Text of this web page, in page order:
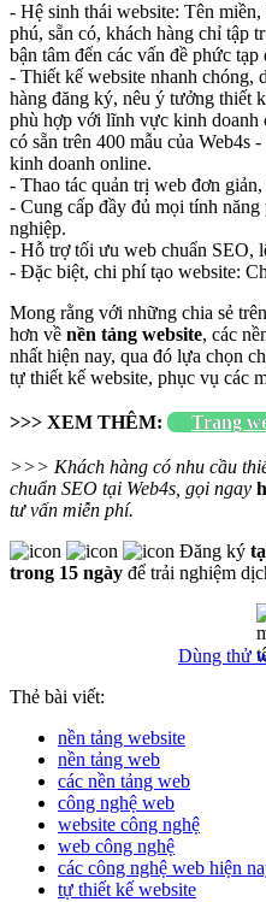
- Hệ sinh thái website: Tên
phú, sẵn có, khách hàng chỉ tập
bận tâm đến các vấn đề phức tạp
- Thiết kế website nhanh chóng,
hàng đăng ký, nêu ý tưởng thiết
phù hợp với lĩnh vực kinh doanh
có sẵn trên 400 mẫu của Web4s
kinh doanh online.
- Thao tác quản trị web đơn
- Cung cấp đầy đủ mọi tính
nghiệp.
- Hỗ trợ tối ưu web chuẩn SEO,
- Đặc biệt, chi phí tạo website:
Mong rằng với những chia sẻ
hơn về nền tảng website, các
nhất hiện nay, qua đó lựa chọn
tự thiết kế website, phục vụ các
>>> XEM THÊM: Trang
>>> Khách hàng có nhu cầu
chuẩn SEO tại Web4s, gọi ngay
tư vấn miễn phí.
Đăng ký
trong 15 ngày để trải nghiệm
Dùng thử
Thẻ bài viết:
nền tảng website
nền tảng web
các nền tảng web
công nghệ web
website công nghệ
web công nghệ
các công nghệ web hiện
tự thiết kế website